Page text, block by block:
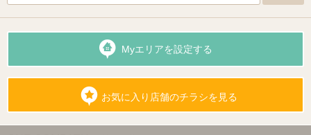
Myエリアを設定する
お気に入り店舗のチラシを見る